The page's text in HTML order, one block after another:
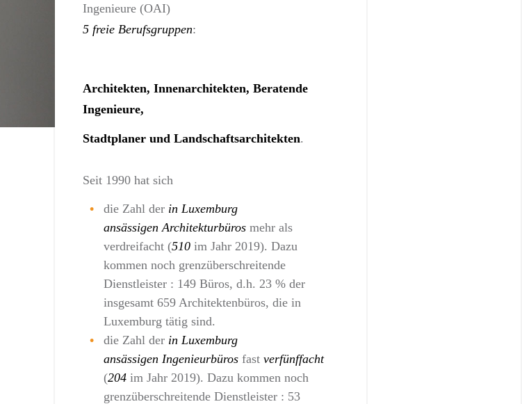
Ingenieure (OAI)
5 freie Berufsgruppen:
Architekten, Innenarchitekten, Beratende
Ingenieure,
Stadtplaner und Landschaftsarchitekten.
Seit 1990 hat sich
die Zahl der in Luxemburg
ansässigen Architekturbüros mehr als
verdreifacht (510 im Jahr 2019). Dazu
kommen noch grenzüberschreitende
Dienstleister : 149 Büros, d.h. 23 % der
insgesamt 659 Architektenbüros, die in
Luxemburg tätig sind.
die Zahl der in Luxemburg
ansässigen Ingenieurbüros fast verfünffacht
(204 im Jahr 2019). Dazu kommen noch
grenzüberschreitende Dienstleister : 53